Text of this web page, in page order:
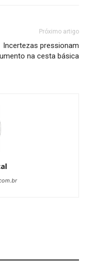
Próximo artigo
Incertezas pressionam
na cesta básica